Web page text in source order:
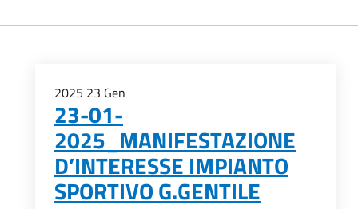
2025 23 Gen
23-01-
2025_MANIFESTAZIONE
D’INTERESSE IMPIANTO
SPORTIVO G.GENTILE